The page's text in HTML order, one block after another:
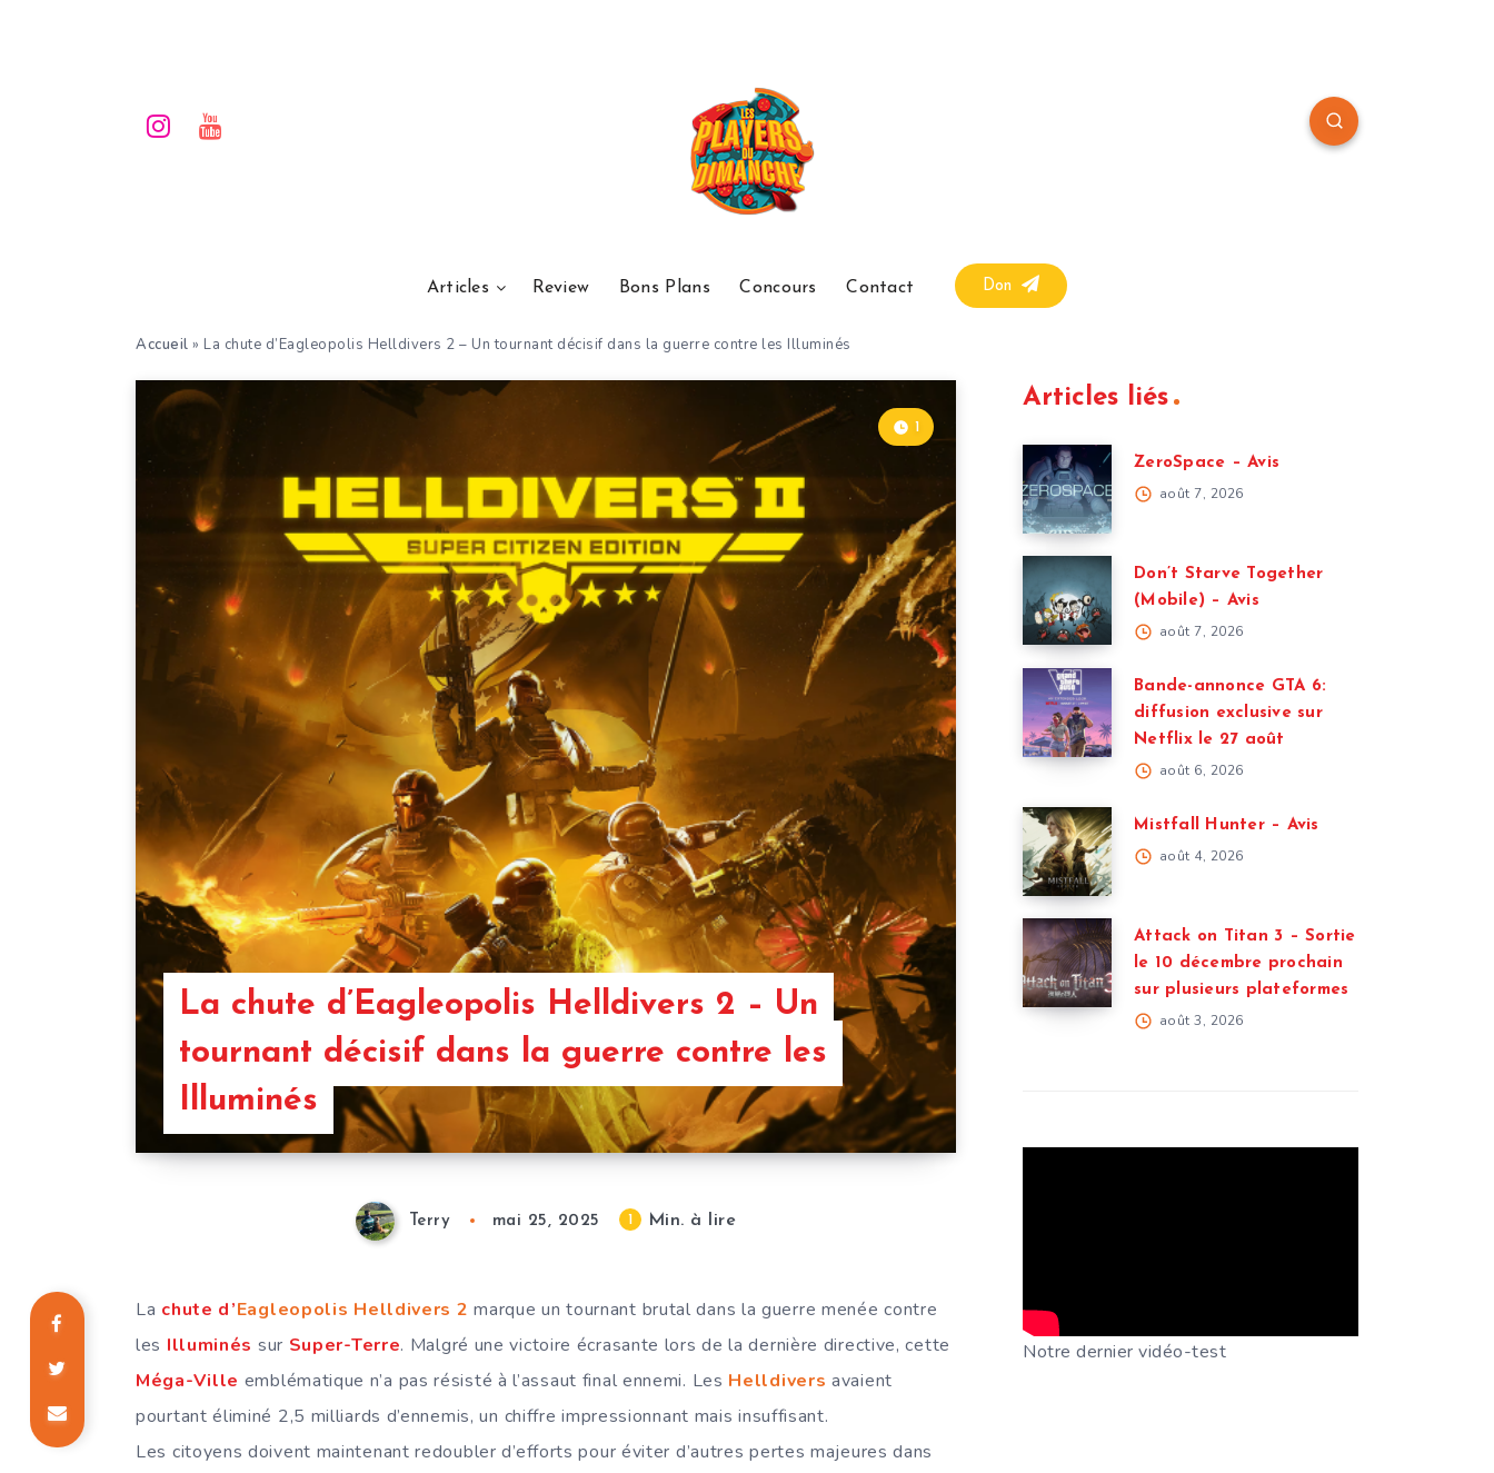
Articles Review Bons Plans Concours Contact Don
Accueil » La chute d’Eagleopolis Helldivers 2 – Un tournant décisif dans la guerre contre les Illuminés
La chute d’Eagleopolis Helldivers 2 – Un
tournant décisif dans la guerre contre les
Illuminés
1
Terry mai 25, 2025 1 Min. à lire
La chute d’Eagleopolis Helldivers 2 marque un tournant brutal dans la guerre menée contre
les Illuminés sur Super-Terre. Malgré une victoire écrasante lors de la dernière directive, cette
Méga-Ville emblématique n’a pas résisté à l’assaut final ennemi. Les Helldivers avaient
pourtant éliminé 2,5 milliards d’ennemis, un chiffre impressionnant mais insuffisant.
Les citoyens doivent maintenant redoubler d’efforts pour éviter d’autres pertes majeures dans
Articles liés
ZeroSpace – Avis
août 7, 2026
Don’t Starve Together
(Mobile) – Avis
août 7, 2026
Bande-annonce GTA 6:
diffusion exclusive sur
Netflix le 27 août
août 6, 2026
Mistfall Hunter – Avis
août 4, 2026
Attack on Titan 3 – Sortie
le 10 décembre prochain
sur plusieurs plateformes
août 3, 2026
Notre dernier vidéo-test